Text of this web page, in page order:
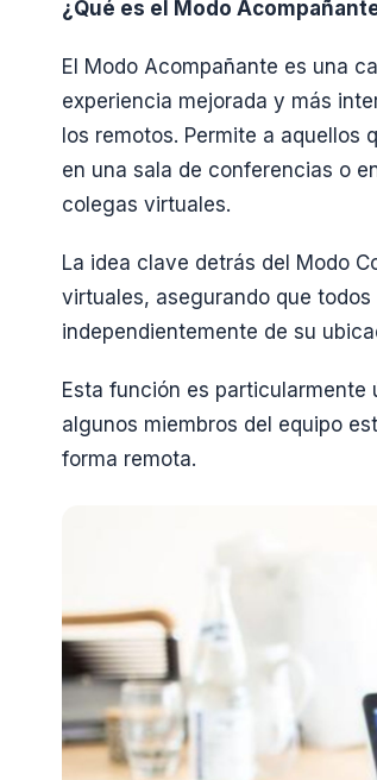
¿Qué es el Modo
El Modo Acompañante es una
experiencia mejorada y más
los remotos. Permite a
en una sala de conferencias o
colegas virtuales.
La idea clave detrás del Modo
virtuales, asegurando que
independientemente de su
Esta función es
algunos miembros del equipo
forma remota.